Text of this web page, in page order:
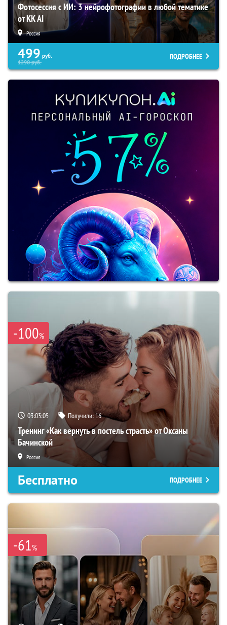
Фотосессия с ИИ: 3 нейрофотографии в любой тематике
от KK AI
Россия
499 руб.
1290руб.
ПОДРОБНЕЕ
-100%
03:03:04 Получили:16
Тренинг «Как вернуть в постель страсть» от Оксаны
Бачинской
Россия
Бесплатно ПОДРОБНЕЕ
-61%